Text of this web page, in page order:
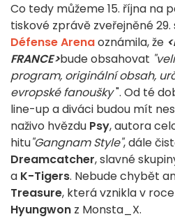
Co tedy můžeme 15. října na
tiskové zprávě zveřejněné
Défense Arenaoznámila, že
FRANCE>bude obsahovat
program, originální obsah,
evropské fanoušky". Od té
line-up a diváci budou mít
naživo hvězdu Psy, autora
hitu"Gangnam Style", dále
Dreamcatcher, slavné
a K-Tigers. Nebude chybět
Treasure, která vznikla v
Hyungwon z Monsta_X.